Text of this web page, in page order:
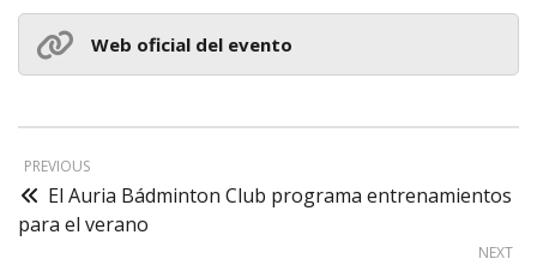
Web oficial del evento
PREVIOUS
El Auria Bádminton Club programa entrenamientos
para el verano
NEXT